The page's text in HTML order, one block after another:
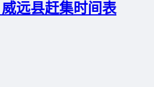
远县赶集时间表